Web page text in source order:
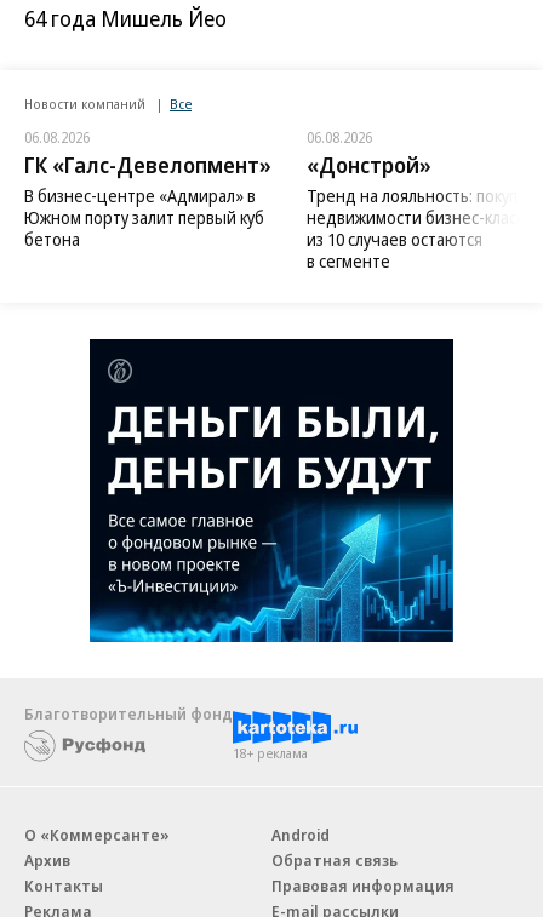
64 года Мишель Йео
Новости компаний Все
06.08.2026
ГК «Галс-Девелопмент»
В бизнес-центре «Адмирал» в
Южном порту залит первый куб
бетона
06.08.2026
«Донстрой»
Тренд на лояльность:
недвижимости бизнес-класса
из 10 случаев остаются
в сегменте
Благотворительный фонд
18+ реклама
О «Коммерсанте»
Архив
Контакты
Реклама
Android
Обратная связь
Правовая информация
E-mail рассылки